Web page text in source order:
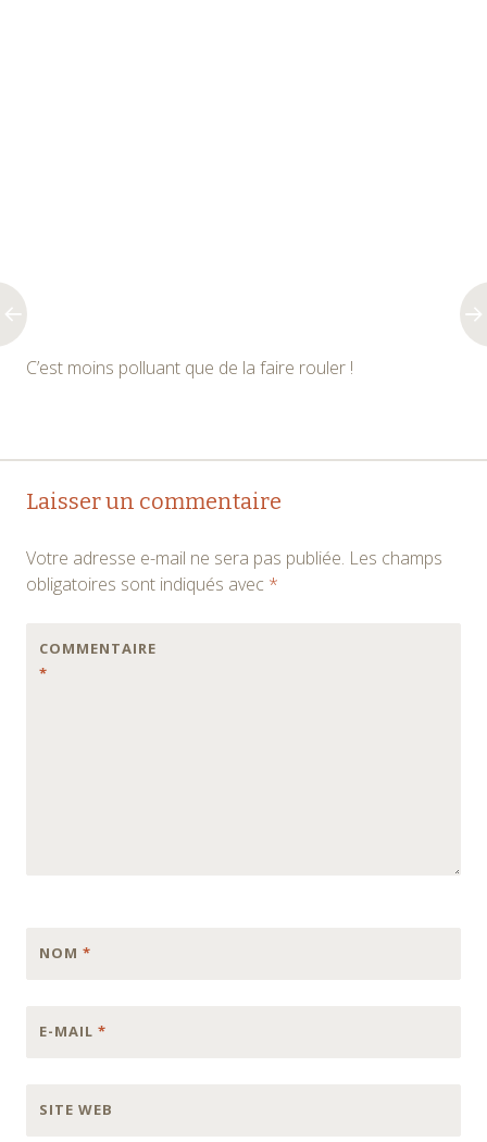
C’est moins polluant que de la faire rouler !
Navigation
articles
Laisser un commentaire
Votre adresse e-mail ne sera pas publiée. Les champs
obligatoires sont indiqués avec *
COMMENTAIRE
*
NOM *
E-MAIL *
SITE WEB